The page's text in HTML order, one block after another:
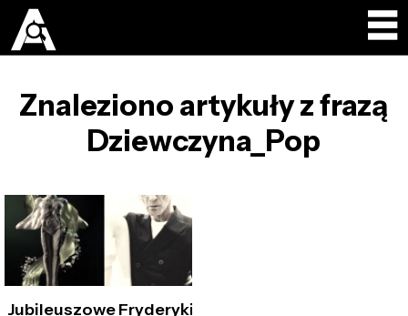
Znaleziono artykuły z frazą
Dziewczyna_Pop
Jubileuszowe Fryderyki